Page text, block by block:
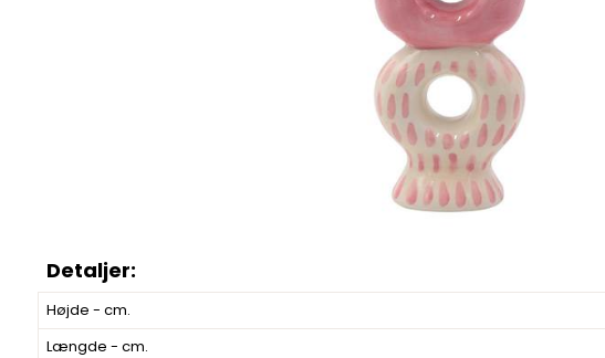
Højde - cm.
Længde - cm.